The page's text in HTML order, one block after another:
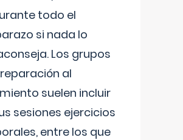
todo el
si nada lo
Los grupos
al
suelen incluir
sesiones ejercicios
entre los que